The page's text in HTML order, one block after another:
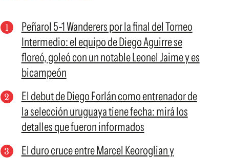
Peñarol 5-1 Wanderers por la final del Torneo
Intermedio: el equipo de Diego Aguirre se
floreó, goleó con un notable Leonel Jaime y es
bicampeón
El debut de Diego Forlán como entrenador de
la selección uruguaya tiene fecha: mirá los
detalles que fueron informados
El duro cruce entre Marcel Keoroglian y